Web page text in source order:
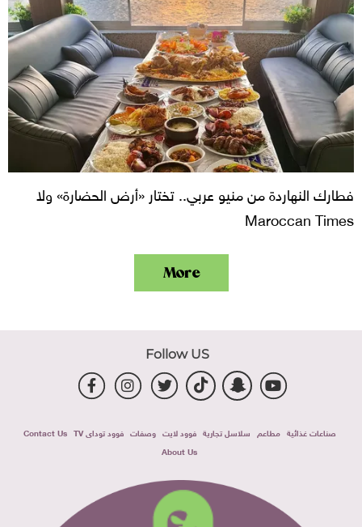
فطارك النهاردة من منيو عربي.. تختار «أرض الحضارة» ولا
Maroccan Times
More
Follow US
صناعات غذائية مطاعم سلاسل تجارية فوود لايت وصفات فوود توداى TV
Contact Us
About Us